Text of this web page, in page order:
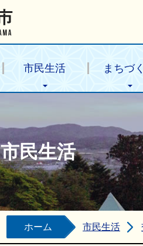
市民生活 まちづ
市民生活
ホーム 市民生活